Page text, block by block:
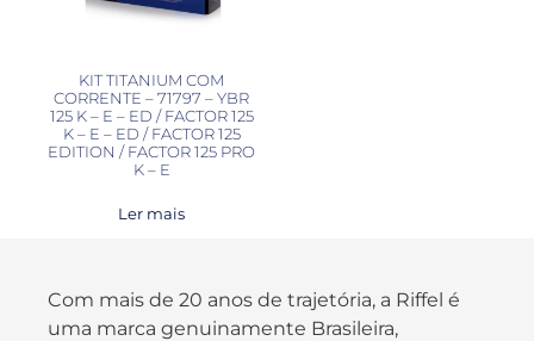
KIT TITANIUM COM
CORRENTE – 71797 – YBR
125 K – E – ED / FACTOR 125
K – E – ED / FACTOR 125
EDITION / FACTOR 125 PRO
K – E
Ler mais
Com mais de 20 anos de trajetória, a Riffel é
uma marca genuinamente Brasileira,